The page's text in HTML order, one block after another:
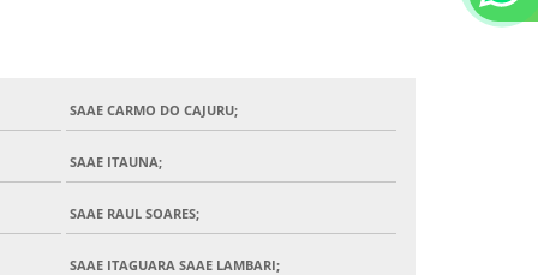
SAAE CARMO DO CAJURU;
SAAE ITAUNA;
SAAE RAUL SOARES;
SAAE ITAGUARA SAAE LAMBARI;